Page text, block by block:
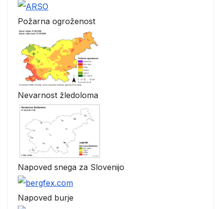
Požarna ogroženost
Nevarnost žledoloma
Napoved snega za Slovenijo
Napoved burje